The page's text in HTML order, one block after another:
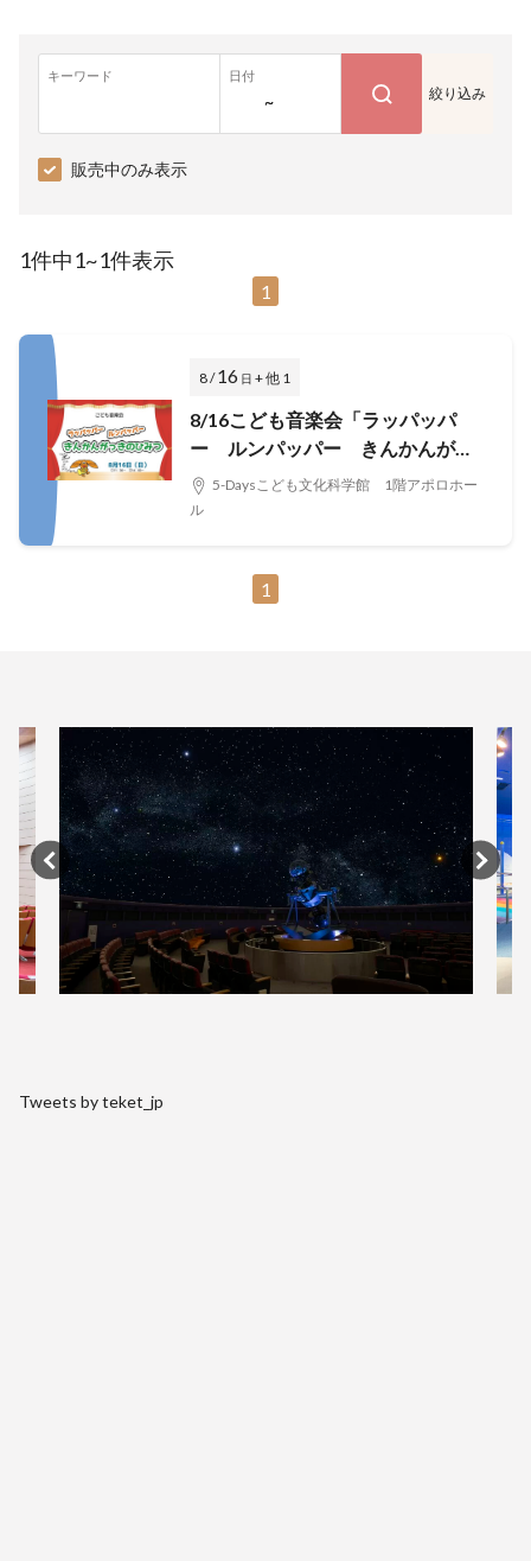
キーワード 日付
~ 絞り込み
販売中のみ表示
1件中1~1件表示
1
8 /16 日 + 他 1
8/16こども音楽会「ラッパッパ
ー ルンパッパー きんかんがっ
きのひみつ」※開場：開演15分前
5-Daysこども文化科学館 1階アポロホー
ル
1
Tweets by teket_jp